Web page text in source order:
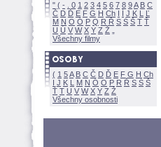
" ( - 0 1 2 3 4 5 6 7 8 9A B C
Č D Ď E F G H Ch I Í J K L
Ľ
M N O Ó P Q R Ř S Ś T Ť
U Ú V W X Y Z
Všechny filmy
( 1 5A B C Č D Ď E F G H Ch
I J K L M N Ó O P R Ř S Ś
Ť T U V W X Y Z
Všechny osobnosti